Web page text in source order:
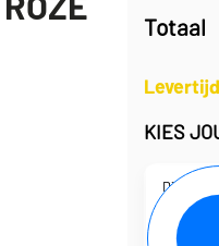
Totaal
KIES
D310180
31 x 22
3,01